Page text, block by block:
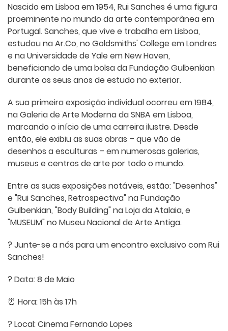
Nascido em Lisboa em 1954, Rui Sanches é uma figura
proeminente no mundo da arte contemporânea em
Portugal. Sanches, que vive e trabalha em Lisboa,
estudou na Ar.Co, no Goldsmiths' College em Londres
e na Universidade de Yale em New Haven,
beneficiando de uma bolsa da Fundação Gulbenkian
durante os seus anos de estudo no exterior.
A sua primeira exposição individual ocorreu em 1984,
na Galeria de Arte Moderna da SNBA em Lisboa,
marcando o início de uma carreira ilustre. Desde
então, ele exibiu as suas obras – que vão de
desenhos a esculturas – em numerosas galerias,
museus e centros de arte por todo o mundo.
Entre as suas exposições notáveis, estão: "Desenhos"
e "Rui Sanches, Retrospectiva" na Fundação
Gulbenkian, "Body Building" na Loja da Atalaia, e
"MUSEUM" no Museu Nacional de Arte Antiga.
?️ Junte-se a nós para um encontro exclusivo com Rui
Sanches!
? Data: 8 de Maio
⏰ Hora: 15h às 17h
? Local: Cinema Fernando Lopes